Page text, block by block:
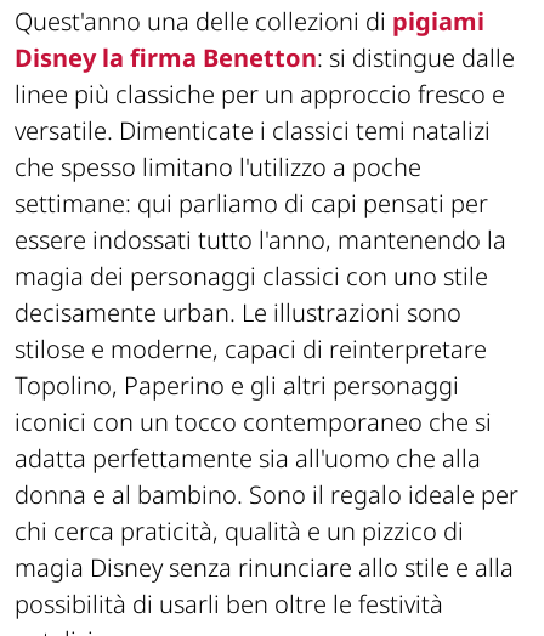
Quest'anno una delle collezioni di pigiami
Disney la firma Benetton: si distingue dalle
linee più classiche per un approccio fresco e
versatile. Dimenticate i classici temi natalizi
che spesso limitano l'utilizzo a poche
settimane: qui parliamo di capi pensati per
essere indossati tutto l'anno, mantenendo la
magia dei personaggi classici con uno stile
decisamente urban. Le illustrazioni sono
stilose e moderne, capaci di reinterpretare
Topolino, Paperino e gli altri personaggi
iconici con un tocco contemporaneo che si
adatta perfettamente sia all'uomo che alla
donna e al bambino. Sono il regalo ideale per
chi cerca praticità, qualità e un pizzico di
magia Disney senza rinunciare allo stile e alla
possibilità di usarli ben oltre le festività